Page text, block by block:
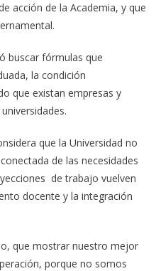
acción de la Academia, y que
buscar fórmulas que
la condición
que existan empresas y
que la Universidad no
de las necesidades
de trabajo vuelven
docente y la integración
que mostrar nuestro mejor
porque no somos